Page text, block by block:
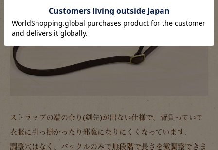
ストラップの端の余り(剣先)が出ない仕様で、背負っていて
衣服に引っ掛かったり邪魔になりにくくなっています。
調整穴はなく、バックルのみで無段階で長さを微調整できま